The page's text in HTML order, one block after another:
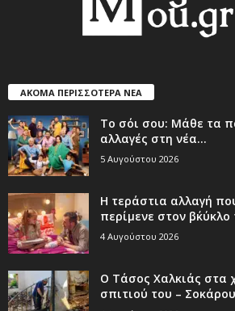
ΑΚΟΜΑ ΠΕΡΙΣΣΟΤΕΡΑ ΝΕΑ
Το σόι σου: Μάθε τα
αλλαγές στη νέα...
5 Αυγούστου 2026
Η τεράστια αλλαγή
περίμενε στον
4 Αυγούστου 2026
Ο Τάσος Χαλκιάς στα
σπιτιού του –